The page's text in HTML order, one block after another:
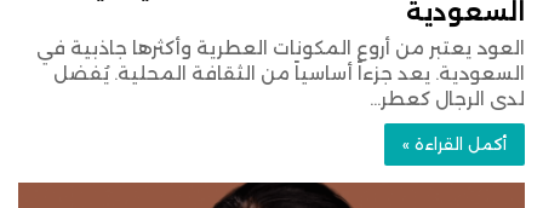
السعودية
العود يعتبر من أروع المكونات العطرية وأكثرها جاذبية في
السعودية. يعد جزءاً أساسياً من الثقافة المحلية. يُفضل
لدى الرجال كعطر…
أكمل القراءة »